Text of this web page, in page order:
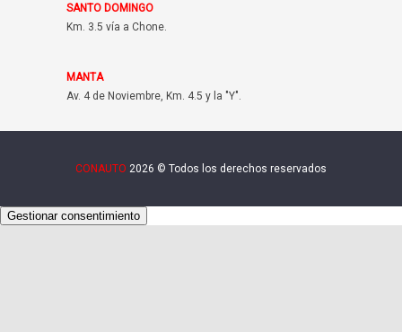
SANTO DOMINGO
Km. 3.5 vía a Chone.
MANTA
Av. 4 de Noviembre, Km. 4.5 y la "Y".
CONAUTO 2026 © Todos los derechos reservados
Gestionar consentimiento